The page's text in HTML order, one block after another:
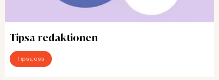
Tipsa redaktionen
Tipsa oss